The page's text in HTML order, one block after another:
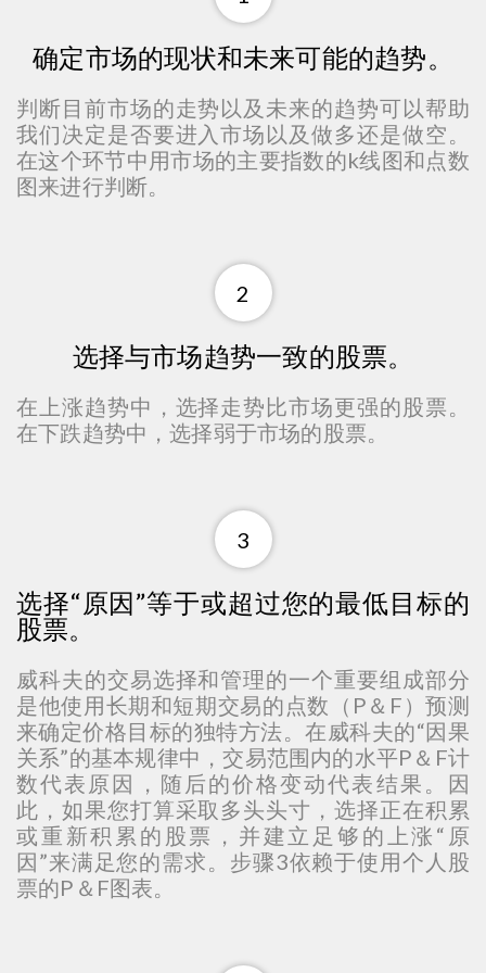
确定市场的现状和未来可能的趋势。
判断目前市场的走势以及未来的趋势可以帮助
我们决定是否要进入市场以及做多还是做空。
在这个环节中用市场的主要指数的k线图和点数
图来进行判断。
2
选择与市场趋势一致的股票。
在上涨趋势中，选择走势比市场更强的股票。
在下跌趋势中，选择弱于市场的股票。
3
选择“原因”等于或超过您的最低目标的
股票。
威科夫的交易选择和管理的一个重要组成部分
是他使用长期和短期交易的点数（P＆F）预测
来确定价格目标的独特方法。在威科夫的“因果
关系”的基本规律中，交易范围内的水平P＆F计
数代表原因，随后的价格变动代表结果。因
此，如果您打算采取多头头寸，选择正在积累
或重新积累的股票，并建立足够的上涨“原
因”来满足您的需求。步骤3依赖于使用个人股
票的P＆F图表。